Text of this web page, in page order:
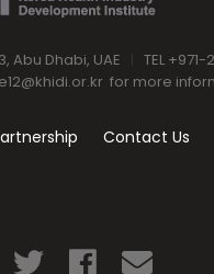
Abu Dhabi, UAE
TEL
for more
Contact Us